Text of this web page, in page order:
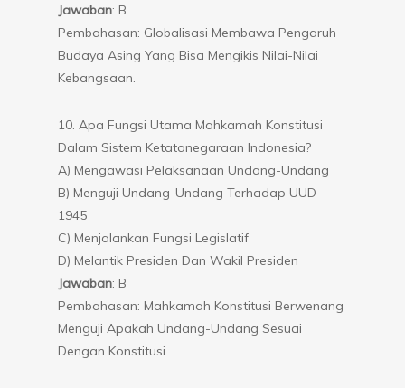
Jawaban: B
Pembahasan: Globalisasi Membawa Pengaruh
Budaya Asing Yang Bisa Mengikis Nilai-Nilai
Kebangsaan.
10. Apa Fungsi Utama Mahkamah Konstitusi
Dalam Sistem Ketatanegaraan Indonesia?
A) Mengawasi Pelaksanaan Undang-Undang
B) Menguji Undang-Undang Terhadap UUD
1945
C) Menjalankan Fungsi Legislatif
D) Melantik Presiden Dan Wakil Presiden
Jawaban: B
Pembahasan: Mahkamah Konstitusi Berwenang
Menguji Apakah Undang-Undang Sesuai
Dengan Konstitusi.